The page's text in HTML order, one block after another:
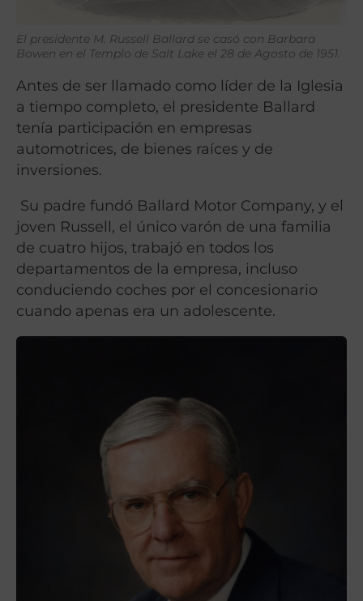
El presidente M. Russell Ballard se casó con Barbara
Bowen en el Templo de Salt Lake el 28 de Agosto de 1951.
Antes de ser llamado como líder de la Iglesia
a tiempo completo, el presidente Ballard
tenía participación en empresas
automotrices, de bienes raíces y de
inversiones.
Su padre fundó Ballard Motor Company, y el
joven Russell, el único varón de una familia
de cuatro hijos, trabajó en todos los
departamentos de la empresa, incluso
conduciendo coches por el concesionario
cuando apenas era un adolescente.